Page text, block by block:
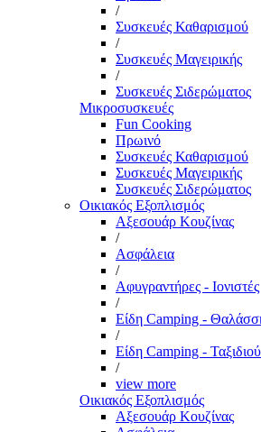
/
Συσκευές Καθαρισμού
/
Συσκευές Μαγειρικής
/
Συσκευές Σιδερώματος
Μικροσυσκευές
Fun Cooking
Πρωινό
Συσκευές Καθαρισμού
Συσκευές Μαγειρικής
Συσκευές Σιδερώματος
Οικιακός Εξοπλισμός
Αξεσουάρ Κουζίνας
/
Ασφάλεια
/
Αφυγραντήρες - Ιονιστές
/
Είδη Camping -
/
Είδη Camping -
/
view more
Οικιακός Εξοπλισμός
Αξεσουάρ Κουζίνας